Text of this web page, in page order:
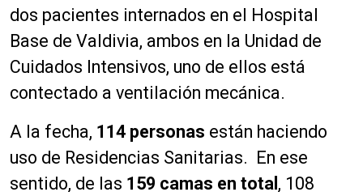
dos pacientes internados en el Hospital
Base de Valdivia, ambos en la Unidad de
Cuidados Intensivos, uno de ellos está
contectado a ventilación mecánica.
A la fecha, 114 personas están haciendo
uso de Residencias Sanitarias. En ese
sentido, de las 159 camas en total , 108